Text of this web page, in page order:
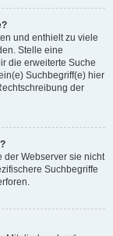
und enthielt zu viele
Stelle eine
die erweiterte Suche
Suchbegriff(e) hier
der
der Webserver sie nicht
Suchbegriffe